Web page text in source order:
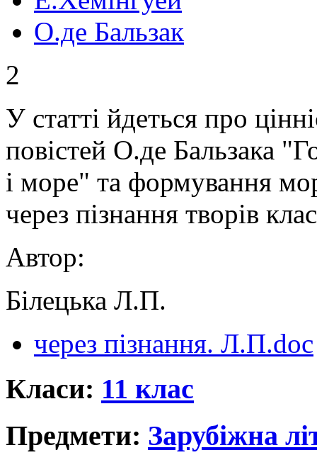
О.де Бальзак
2
У статті йдеться про
повістей О.де Бальзака
і море" та формування
через пізнання творів
Автор:
Білецька Л.П.
через пізнання. Л.П.doc
Класи: 11 клас
Предмети: Зарубіжна